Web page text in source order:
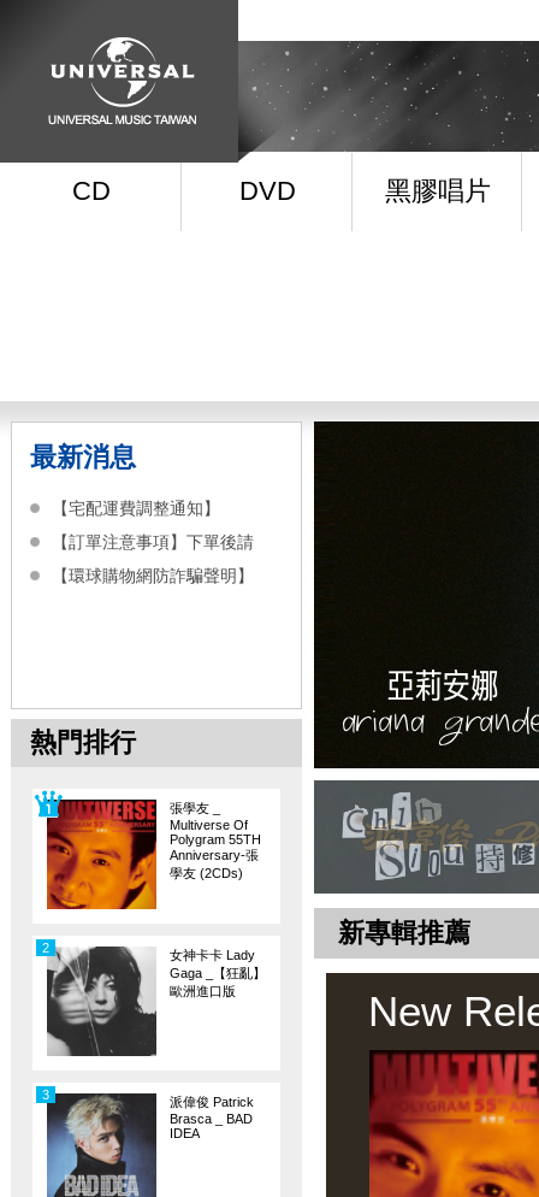
CD DVD 黑膠唱片
最新消息
【宅配運費調整通知】
【訂單注意事項】下單後請
【環球購物網防詐騙聲明】
熱門排行
張學友 _
Multiverse Of
Polygram 55TH
Anniversary-張
學友 (2CDs)
女神卡卡 Lady
Gaga _【狂亂】
歐洲進口版
2
派偉俊 Patrick
Brasca _ BAD
IDEA
3
新專輯推薦
New